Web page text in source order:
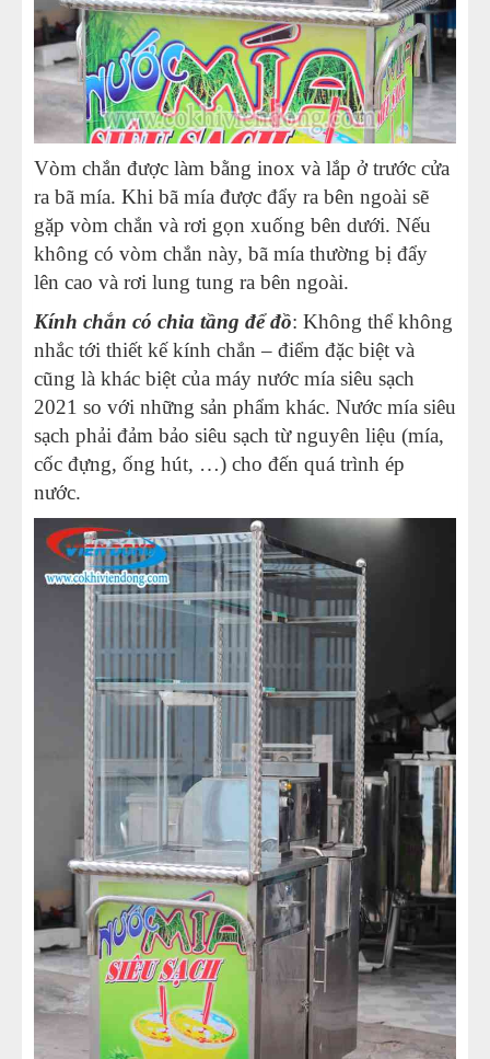
Vòm chắn được làm bằng inox và lắp ở trước cửa
ra bã mía. Khi bã mía được đẩy ra bên ngoài sẽ
gặp vòm chắn và rơi gọn xuống bên dưới. Nếu
không có vòm chắn này, bã mía thường bị đẩy
lên cao và rơi lung tung ra bên ngoài.
Kính chắn có chia tầng để đồ: Không thể không
nhắc tới thiết kế kính chắn – điểm đặc biệt và
cũng là khác biệt của máy nước mía siêu sạch
2021 so với những sản phẩm khác. Nước mía siêu
sạch phải đảm bảo siêu sạch từ nguyên liệu (mía,
cốc đựng, ống hút, …) cho đến quá trình ép
nước.